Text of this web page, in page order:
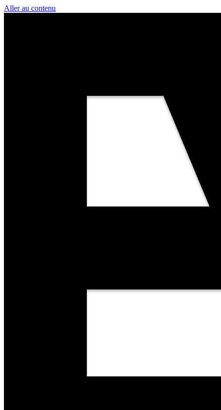
Aller au contenu